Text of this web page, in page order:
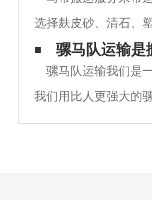
选择麸皮砂、清石、
山建设项目材料运输
西马帮运输队运输材
骡马队运输是
骡马队运输我们是
我们用比人更强大的
运到山上。骡子很厉